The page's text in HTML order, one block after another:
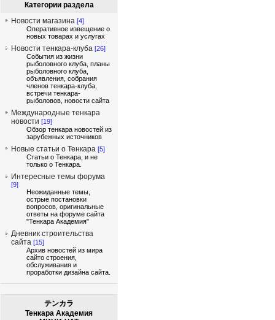
Категории раздела
Новости магазина [4]
Оперативное извещение о
новых товарах и услугах
Новости тенкара-клуба [26]
События из жизни
рыболовного клуба, планы
рыболовного клуба,
объявления, собрания
членов тенкара-клуба,
встречи тенкара-
рыболовов, новости сайта
Международные тенкара
новости [19]
Обзор тенкара новостей из
зарубежных источников
Новые статьи о Тенкара [5]
Статьи о Тенкара, и не
только о Тенкара.
Интересные темы форума
[9]
Неожиданные темы,
острые постановки
вопросов, оригинальные
ответы на форуме сайта
"Тенкара Академия"
Дневник строительства
сайта [15]
Архив новостей из мира
сайто строения,
обслуживания и
проработки дизайна сайта.
テンカラ
Тенкара Академия